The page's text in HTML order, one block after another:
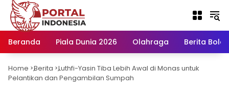
Langsung
konten
Beranda
Piala Dunia 2026 Olahraga Berita Bola
Home -
Berita -
Luthfi-Yasin Tiba Lebih Awal di Monas untuk
Pelantikan dan Pengambilan Sumpah